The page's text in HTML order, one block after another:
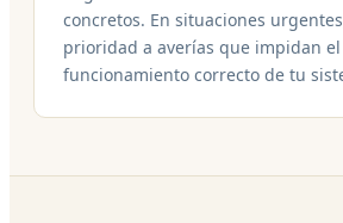
concretos. En situaciones
prioridad a averías que impidan el
funcionamiento correcto de tu